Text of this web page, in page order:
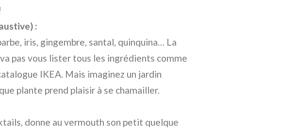
:
iris, gingembre, santal, quinquina… La
pas vous lister tous les ingrédients comme
IKEA. Mais imaginez un jardin
plante prend plaisir à se chamailler.
donne au vermouth son petit quelque